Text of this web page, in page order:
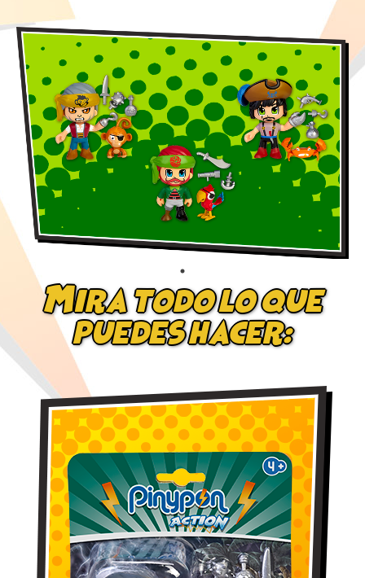
Mira todo lo que
puedes hacer: